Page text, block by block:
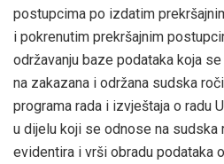
postupcima po izdatim
i pokrenutim prekršajnim
održavanju baze podataka koja
na zakazana i održana sudska
programa rada i izvještaja o radu
u dijelu koji se odnose na sudska
evidentira i vrši obradu podataka o